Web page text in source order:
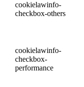
cookielawinfo-
checkbox-others
cookielawinfo-
checkbox-
performance